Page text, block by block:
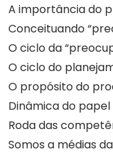
A importância do
Conceituando
O ciclo da
O ciclo do
O propósito do
Dinâmica do
Roda das
Somos a médias